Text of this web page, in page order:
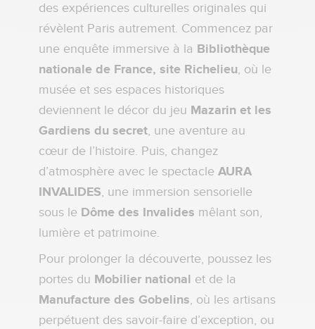
des expériences culturelles originales qui
révèlent Paris autrement. Commencez par
une enquête immersive à la Bibliothèque
nationale de France, site Richelieu, où le
musée et ses espaces historiques
deviennent le décor du jeu Mazarin et les
Gardiens du secret, une aventure au
cœur de l’histoire. Puis, changez
d’atmosphère avec le spectacle AURA
INVALIDES, une immersion sensorielle
sous le Dôme des Invalides mêlant son,
lumière et patrimoine.
Pour prolonger la découverte, poussez les
portes du Mobilier national et de la
Manufacture des Gobelins, où les artisans
perpétuent des savoir-faire d’exception, ou